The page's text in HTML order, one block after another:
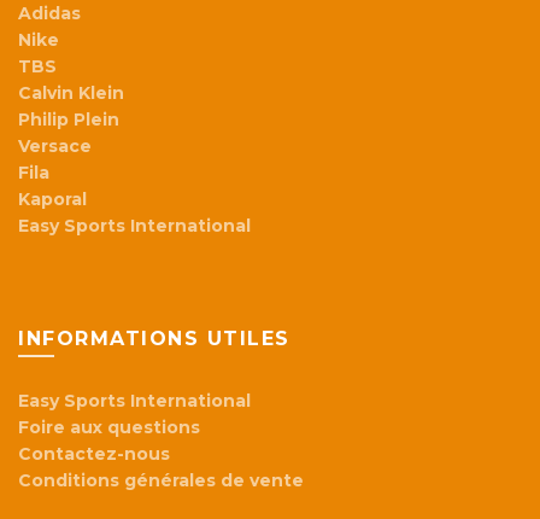
Adidas
Nike
TBS
Calvin Klein
Philip Plein
Versace
Fila
Kaporal
Easy Sports International
INFORMATIONS UTILES
Easy Sports International
Foire aux questions
Contactez-nous
Conditions générales de vente